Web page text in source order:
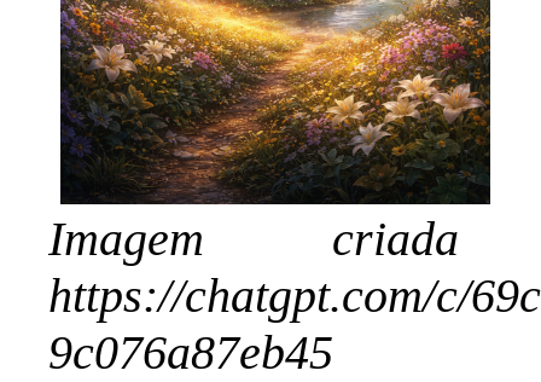
Imagem
https://chatgpt.com/c/
9c076a87eb45